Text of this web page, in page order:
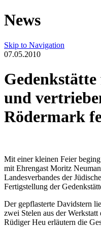
News
Skip to Navigation
07.05.2010
und
Rödermark
Mit einer kleinen Feier
mit Ehrengast Moritz
Landesverbandes der
Fertigstellung der
Der gepflasterte Davidstern
zwei Stelen aus der Werkstatt
Rüdiger Heu erläutern die